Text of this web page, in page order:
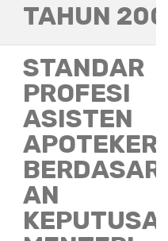
TAHUN
STANDAR
PROFESI
ASISTEN
APOTEKER
AN